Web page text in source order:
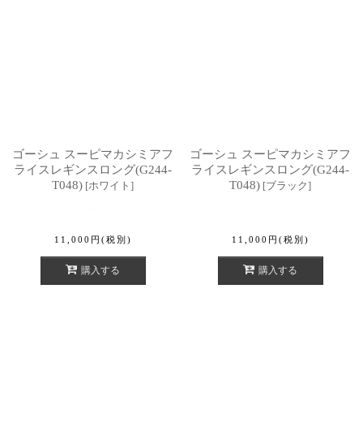
ゴーシュ スーピマカシミアフ
ライスレギンスロング(G244-
T048) [ホワイト ]
11,000 円 (税別)
購入する
ゴーシュ スーピマカシミアフ
ライスレギンスロング(G244-
T048) [ブラック]
11,000 円 (税別)
購入する